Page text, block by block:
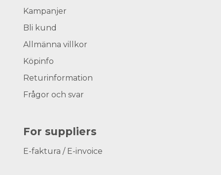
Kampanjer
Bli kund
Allmänna villkor
Köpinfo
Returinformation
Frågor och svar
For suppliers
E-faktura / E-invoice